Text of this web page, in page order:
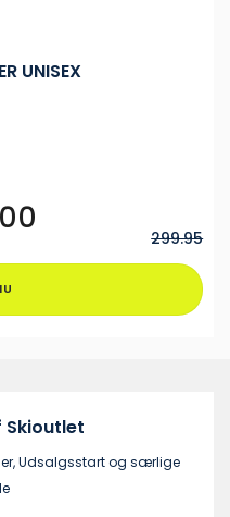
UNISEX
299.95
Skioutlet
Udsalgsstart og særlige